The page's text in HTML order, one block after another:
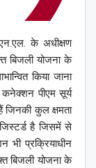
के अधीक्षण
बिजली योजना के
किया जाना
पीएम सूर्य
जिनकी कुल क्षमता
है जिसमें से
भी प्रक्रियाधीन
बिजली योजना के